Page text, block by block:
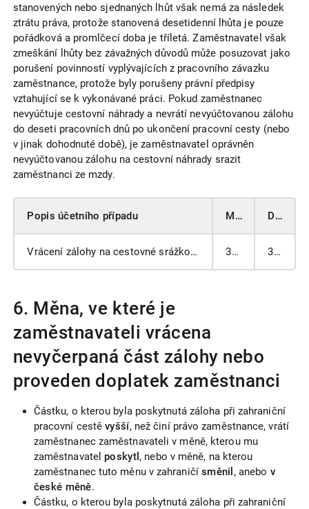
stanovených nebo sjednaných lhůt však nemá za následek
ztrátu práva, protože stanovená desetidenní lhůta je pouze
pořádková a promlčecí doba je tříletá. Zaměstnavatel však
zmeškání lhůty bez závažných důvodů může posuzovat jako
porušení povinností vyplývajících z pracovního závazku
zaměstnance, protože byly porušeny právní předpisy
vztahující se k vykonávané práci. Pokud zaměstnanec
nevyúčtuje cestovní náhrady a nevrátí nevyúčtovanou zálohu
do deseti pracovních dnů po ukončení pracovní cesty (nebo
v jinak dohodnuté době), je zaměstnavatel oprávněn
nevyúčtovanou zálohu na cestovní náhrady srazit
zaměstnanci ze mzdy.
Popis účetního případu MD DAL
Vrácení zálohy na cestovné srážkou ze mzdy 331 335
6. Měna, ve které je
zaměstnavateli vrácena
nevyčerpaná část zálohy nebo
proveden doplatek zaměstnanci
Částku, o kterou byla poskytnutá záloha při zahraniční
pracovní cestěvyšší, než činí právo zaměstnance, vrátí
zaměstnanec zaměstnavateli v měně, kterou mu
zaměstnavatel poskytl , nebo v měně, na kterou
zaměstnanec tuto měnu v zahraničí směnil , anebo v
české měně.
Částku, o kterou byla poskytnutá záloha při zahraniční